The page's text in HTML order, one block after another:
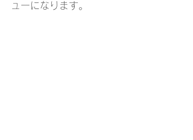
ューになります。